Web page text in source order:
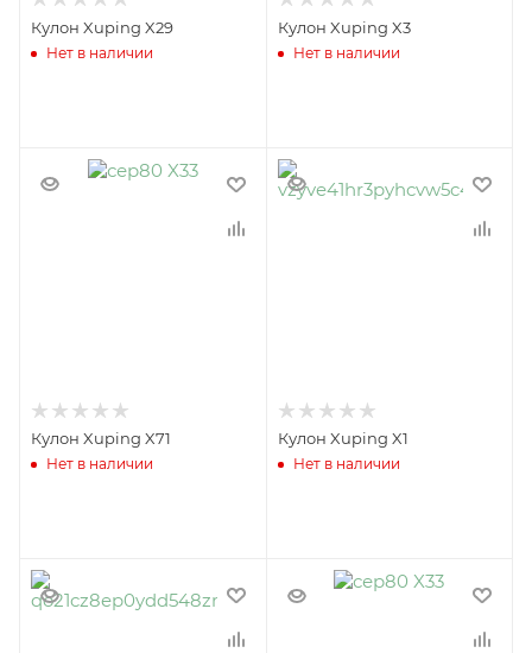
Кулон Xuping X29
Нет в наличии
Кулон Xuping X3
Нет в наличии
Кулон Xuping X71
Нет в наличии
Кулон Xuping X1
Нет в наличии